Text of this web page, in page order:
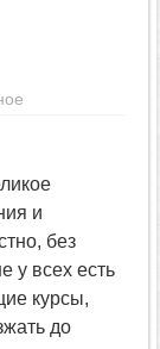
и
без
у всех есть
курсы,
до